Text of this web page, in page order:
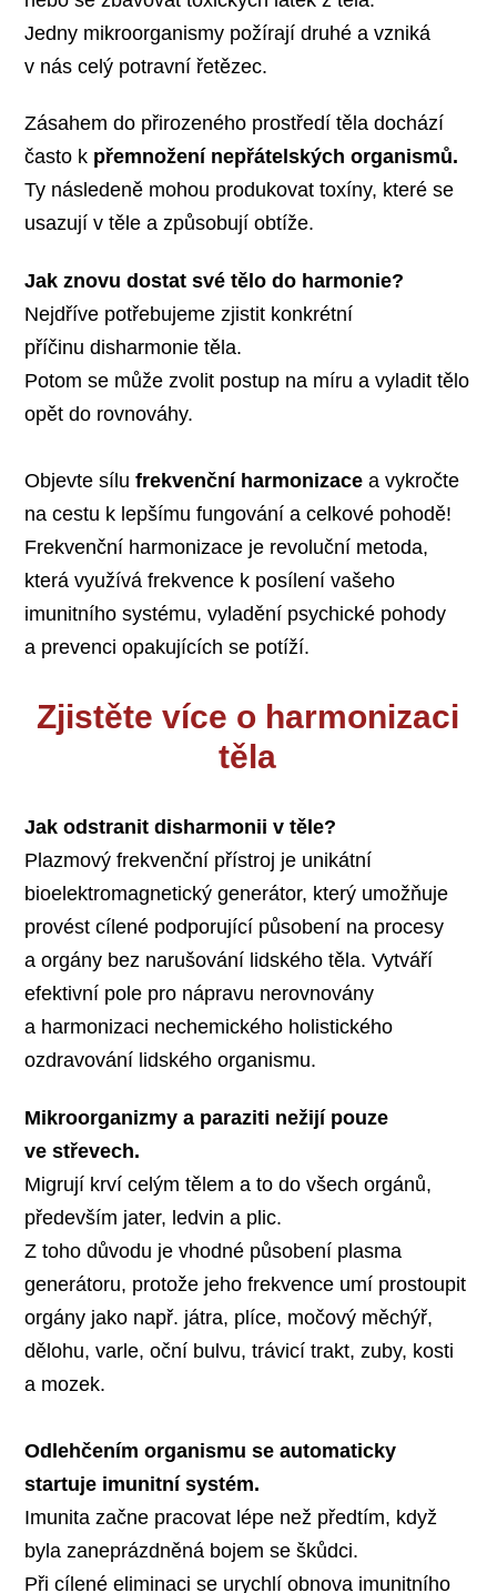
Jedny mikroorganismy požírají druhé a vzniká
v nás celý potravní řetězec.
Zásahem do přirozeného prostředí těla dochází
často k přemnožení nepřátelských organismů.
Ty následeně mohou produkovat toxíny, které se
usazují v těle a způsobují obtíže.
Jak znovu dostat své tělo do harmonie?
Nejdříve potřebujeme zjistit konkrétní
příčinu disharmonie těla.
Potom se může zvolit postup na míru a vyladit tělo
opět do rovnováhy.
Objevte sílufrekvenční harmonizace a vykročte
na cestu k lepšímu fungování a celkové pohodě!
Frekvenční harmonizace je revoluční metoda,
která využívá frekvence k posílení vašeho
imunitního systému, vyladění psychické pohody
a prevenci opakujících se potíží.
Zjistěte více o harmonizaci
těla
Jak odstranit disharmonii v těle?
Plazmový frekvenční přístroj je unikátní
bioelektromagnetický generátor, který umožňuje
provést cílené podporující působení na procesy
a orgány bez narušování lidského těla. Vytváří
efektivní pole pro nápravu nerovnovány
a harmonizaci nechemického holistického
ozdravování lidského organismu.
Mikroorganizmy a paraziti nežijí pouze
ve střevech.
Migrují krví celým tělem a to do všech orgánů,
především jater, ledvin a plic.
Z toho důvodu je vhodné působení plasma
generátoru, protože jeho frekvence umí prostoupit
orgány jako např. játra, plíce, močový měchýř,
dělohu, varle, oční bulvu, trávicí trakt, zuby, kosti
a mozek.
Odlehčením organismu se automaticky
startuje imunitní systém.
Imunita začne pracovat lépe než předtím, když
byla zaneprázdněná bojem se škůdci.
Při cílené eliminaci se urychlí obnova imunitního